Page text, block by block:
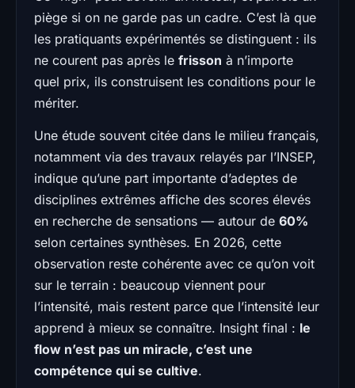
piège si on ne garde pas un cadre. C’est là que
les pratiquants expérimentés se distinguent : ils
ne courent pas après le frisson à n’importe
quel prix, ils construisent les conditions pour le
mériter.
Une étude souvent citée dans le milieu français,
notamment via des travaux relayés par l’INSEP,
indique qu’une part importante d’adeptes de
disciplines extrêmes affiche des scores élevés
en recherche de sensations — autour de 60%
selon certaines synthèses. En 2026, cette
observation reste cohérente avec ce qu’on voit
sur le terrain : beaucoup viennent pour
l’intensité, mais restent parce que l’intensité leur
apprend à mieux se connaître. Insight final : le
flow n’est pas un miracle, c’est une
compétence qui se cultive.